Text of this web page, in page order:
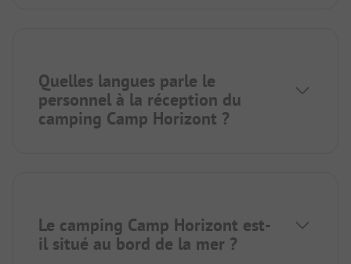
Quelles langues parle le
personnel à la réception du
camping Camp Horizont ?
Le camping Camp Horizont est-
il situé au bord de la mer ?